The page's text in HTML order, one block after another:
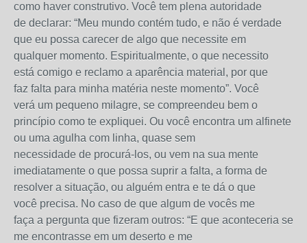
como haver construtivo. Você tem plena autoridade
de declarar: “Meu mundo contém tudo, e não é verdade
que eu possa carecer de algo que necessite em
qualquer momento. Espiritualmente, o que necessito
está comigo e reclamo a aparência material, por que
faz falta para minha matéria neste momento”. Você
verá um pequeno milagre, se compreendeu bem o
princípio como te expliquei. Ou você encontra um alfinete
ou uma agulha com linha, quase sem
necessidade de procurá-los, ou vem na sua mente
imediatamente o que possa suprir a falta, a forma de
resolver a situação, ou alguém entra e te dá o que
você precisa. No caso de que algum de vocês me
faça a pergunta que fizeram outros: “E que aconteceria se
me encontrasse em um deserto e me